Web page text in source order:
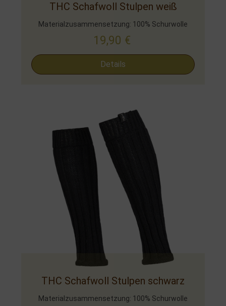
THC Schafwoll Stulpen weiß
Materialzusammensetzung: 100% Schurwolle
19,90 €
Details
THC Schafwoll Stulpen schwarz
Materialzusammensetzung: 100% Schurwolle